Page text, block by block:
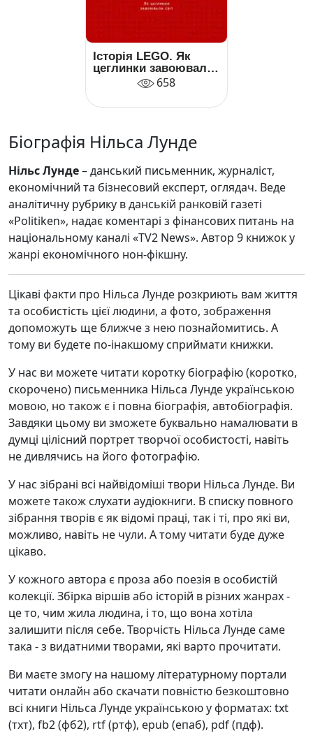
Історія LEGO. Як
цеглинки завоювали
658
Біографія Нільса Лунде
Нільс Лунде– данський письменник, журналіст,
економічний та бізнесовий експерт, оглядач. Веде
аналітичну рубрику в данській ранковій газеті
«Politiken», надає коментарі з фінансових питань на
національному каналі «TV2 News». Автор 9 книжок у
жанрі економічного нон-фікшну.
Цікаві факти про Нільса Лунде розкриють вам життя
та особистість цієї людини, а фото, зображення
допоможуть ще ближче з нею познайомитись. А
тому ви будете по-інакшому сприймати книжки.
У нас ви можете читати коротку біографію (коротко,
скорочено) письменника Нільса Лунде українською
мовою, но також є і повна біографія, автобіографія.
Завдяки цьому ви зможете буквально намалювати в
думці цілісний портрет творчої особистості, навіть
не дивлячись на його фотографію.
У нас зібрані всі найвідоміші твори Нільса Лунде. Ви
можете також слухати аудіокниги. В списку повного
зібрання творів є як відомі праці, так і ті, про які ви,
можливо, навіть не чули. А тому читати буде дуже
цікаво.
У кожного автора є проза або поезія в особистій
колекції. Збірка віршів або історій в різних жанрах -
це то, чим жила людина, і то, що вона хотіла
залишити після себе. Творчість Нільса Лунде саме
така - з видатними творами, які варто прочитати.
Ви маєте змогу на нашому літературному портали
читати онлайн або скачати повністю безкоштовно
всі книги Нільса Лунде українською у форматах: txt
(тхт), fb2 (фб2), rtf (ртф), epub (епаб), pdf (пдф).